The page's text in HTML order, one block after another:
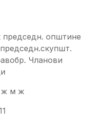
општине
Чланови
м ж